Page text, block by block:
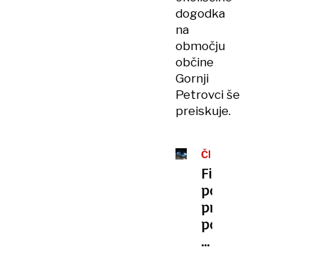
dogodka
na
območju
občine
Gornji
Petrovci še
preiskuje.
ČRNA
KRONIKA
Filmski
pobegi
pred
policijo:
zakaj